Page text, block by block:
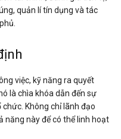
quản lí tín dụng và tác
việc, kỹ năng ra quyết
là chìa khóa dẫn đến sự
Không chỉ lãnh đạo
năng này để có thể linh hoạt